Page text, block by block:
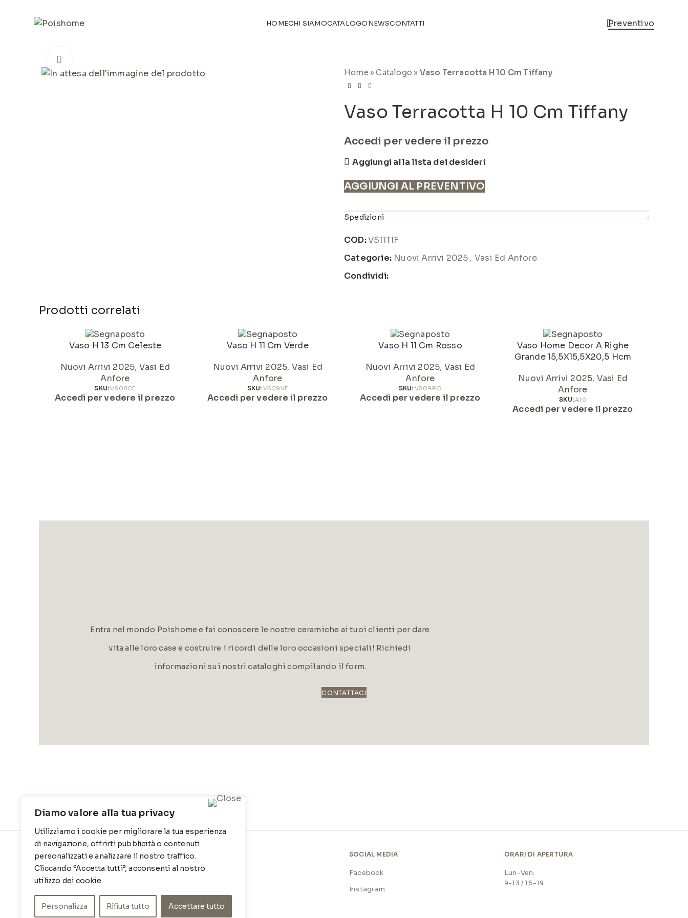
Diamo valore alla tua privacy
Utilizziamo i cookie per migliorare la tua esperienza
di navigazione, offrirti pubblicità o contenuti
personalizzati e analizzare il nostro traffico.
Cliccando “Accetta tutti”, acconsenti al nostro
utilizzo dei cookie.
Personalizza Rifiuta tutto Accettare tutto
HOMECHI SIAMOCATALOGONEWSCONTATTI Preventivo
Home »Catalogo » Vaso Terracotta H 10 Cm Tiffany
Vaso Terracotta H 10 Cm Tiffany
Accedi per vedere il prezzo
Aggiungi alla lista dei desideri
AGGIUNGI AL PREVENTIVO
Spedizioni
COD:VS11TIF
Categorie: Nuovi Arrivi 2025, Vasi Ed Anfore
Condividi:
Prodotti correlati
Vaso H 13 Cm Celeste
Nuovi Arrivi 2025, Vasi Ed
Anfore
SKU:VS08CE
Accedi per vedere il prezzo
Vaso H 11 Cm Verde
Nuovi Arrivi 2025, Vasi Ed
Anfore
SKU: VS09VE
Accedi per vedere il prezzo
Vaso H 11 Cm Rosso
Nuovi Arrivi 2025, Vasi Ed
Anfore
SKU: VS09RO
Accedi per vedere il prezzo
Vaso Home Decor A Righe
Grande 15,5X15,5X20,5 Hcm
Nuovi Arrivi 2025, Vasi Ed
Anfore
SKU: A10
Accedi per vedere il prezzo
Entra nel mondo Poishome e fai conoscere le nostre ceramiche ai tuoi clienti per dare
vita alle loro case e costruire i ricordi delle loro occasioni speciali! Richiedi
informazioni sui nostri cataloghi compilando il form.
CONTATTACI
CONTATTI
Contrada Locosantissimo 1316 - 70044
Polignano a mare
T: 080 917 78 89
Chi siamo
Privacy Policy
SOCIAL MEDIA
Facebook
Instagram
ORARI DI APERTURA
Lun-Ven:
9-13 / 15-19